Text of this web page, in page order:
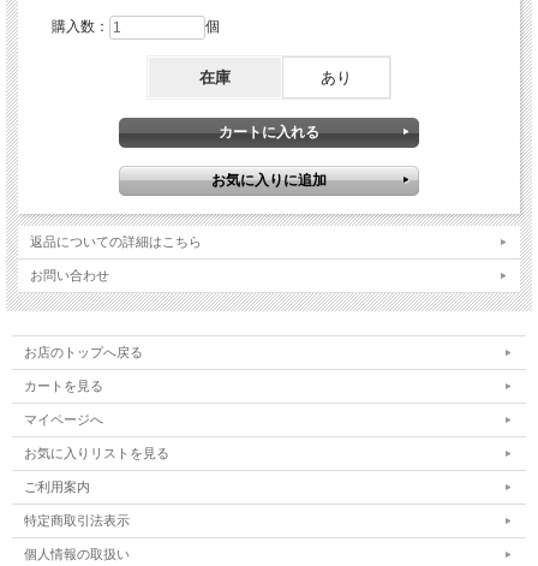
購入数： 個
在庫 あり
返品についての詳細はこちら
お問い合わせ
お店のトップへ戻る
カートを見る
マイページへ
お気に入りリストを見る
ご利用案内
特定商取引法表示
個人情報の取扱い